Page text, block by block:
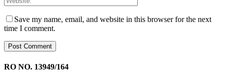
Save my name, email, and website in this browser for the next
time I comment.
RO NO. 13949/164